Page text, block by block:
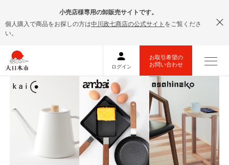
小売店様専用の卸販売サイトです。
個人購入で商品をお探しの方は中川政七商店の公式サイト をご覧くださ
い。